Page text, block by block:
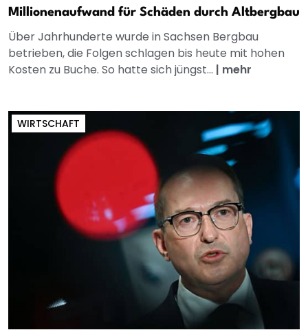
Millionenaufwand für Schäden durch Altbergbau
Über Jahrhunderte wurde in Sachsen Bergbau
betrieben, die Folgen schlagen bis heute mit hohen
Kosten zu Buche. So hatte sich jüngst... | mehr
WIRTSCHAFT